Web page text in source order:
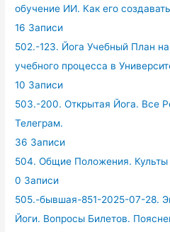
обучение ИИ. Как его
16 Записи
502.-123. Йога Учебный План
учебного процесса в
10 Записи
503.-200. Открытая Йога. Все
Телеграм.
36 Записи
504. Общие Положения. Культы
0 Записи
505.-бывшая-851-2025-07-28.
Йоги. Вопросы Билетов.